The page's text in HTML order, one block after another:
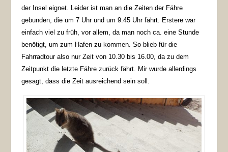
der Insel eignet. Leider ist man an die Zeiten der Fähre
gebunden, die um 7 Uhr und um 9.45 Uhr fährt. Erstere war
einfach viel zu früh, vor allem, da man noch ca. eine Stunde
benötigt, um zum Hafen zu kommen. So blieb für die
Fahrradtour also nur Zeit von 10.30 bis 16.00, da zu dem
Zeitpunkt die letzte Fähre zurück fährt. Mir wurde allerdings
gesagt, dass die Zeit ausreichend sein soll.